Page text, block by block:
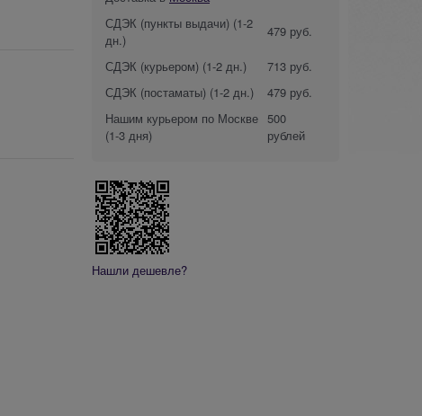
СДЭК (пункты выдачи) (1-2
дн.)
479 руб.
СДЭК (курьером) (1-2 дн.)
713 руб.
СДЭК (постаматы) (1-2 дн.)
479 руб.
Нашим курьером по Москве
(1-3 дня)
500
рублей
Нашли дешевле?